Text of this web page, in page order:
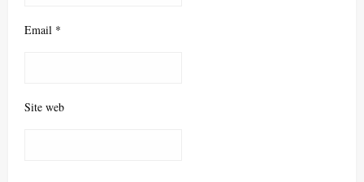
Email *
Site web